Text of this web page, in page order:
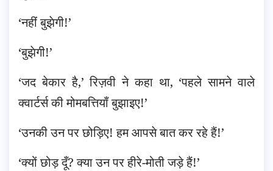
‘नहीं बुझेगी!’
‘बुझेगी!’
‘जद बेकार है,’ रिज़वी ने कहा था, ‘पहले सामने वाले
क्वार्टर्स की मोमबत्तियाँ बुझाइए!’
‘उनकी उन पर छोड़िए! हम आपसे बात कर रहे हैं!’
‘क्यों छोड़ दूँ? क्या उन पर हीरे-मोती जड़े हैं!’